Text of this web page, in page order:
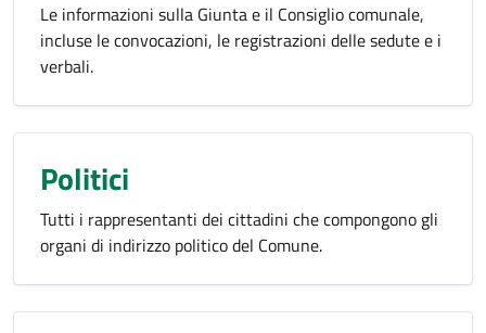
Le informazioni sulla Giunta e il Consiglio comunale,
incluse le convocazioni, le registrazioni delle sedute e i
verbali.
Politici
Tutti i rappresentanti dei cittadini che compongono gli
organi di indirizzo politico del Comune.